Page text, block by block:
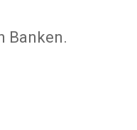
Banken.